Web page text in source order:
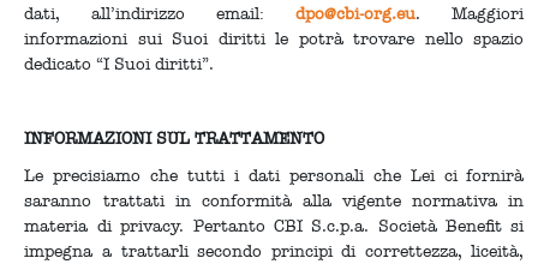
dati, all’indirizzo email:dpo@cbi-org.eu. Maggiori
informazioni sui Suoi diritti le potrà trovare nello spazio
dedicato “I Suoi diritti”.
INFORMAZIONI SUL TRATTAMENTO
Le precisiamo che tutti i dati personali che Lei ci fornirà
saranno trattati in conformità alla vigente normativa in
materia di privacy. Pertanto CBI S.c.p.a. Società Benefit si
impegna a trattarli secondo principi di correttezza, liceità,